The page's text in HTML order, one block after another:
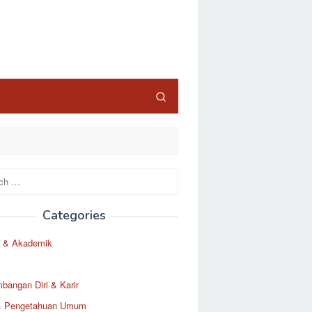
Categories
& Akademik
Diri & Karir
Pengetahuan Umum